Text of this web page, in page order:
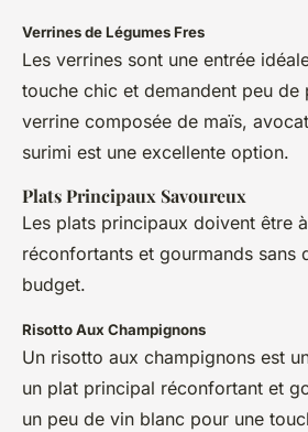
Verrines de Légumes Fres
Les verrines sont une entrée
touche chic et demandent peu de
verrine composée de maïs,
surimi est une excellente option.
Plats Principaux Savoureux
Les plats principaux doivent être
réconfortants et gourmands sans
budget.
Risotto Aux Champignons
Un risotto aux champignons est
un plat principal réconfortant et
un peu de vin blanc pour une